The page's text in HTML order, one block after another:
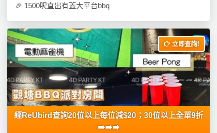
🎉 1500呎直出有蓋大平台bbq
立即查詢!
經ReUbird查詢20位以上每位減$20；30位以上全單9折
➡️➡️➡️